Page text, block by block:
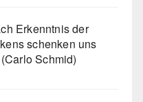
Erkenntnis der
schenken uns
Schmid)